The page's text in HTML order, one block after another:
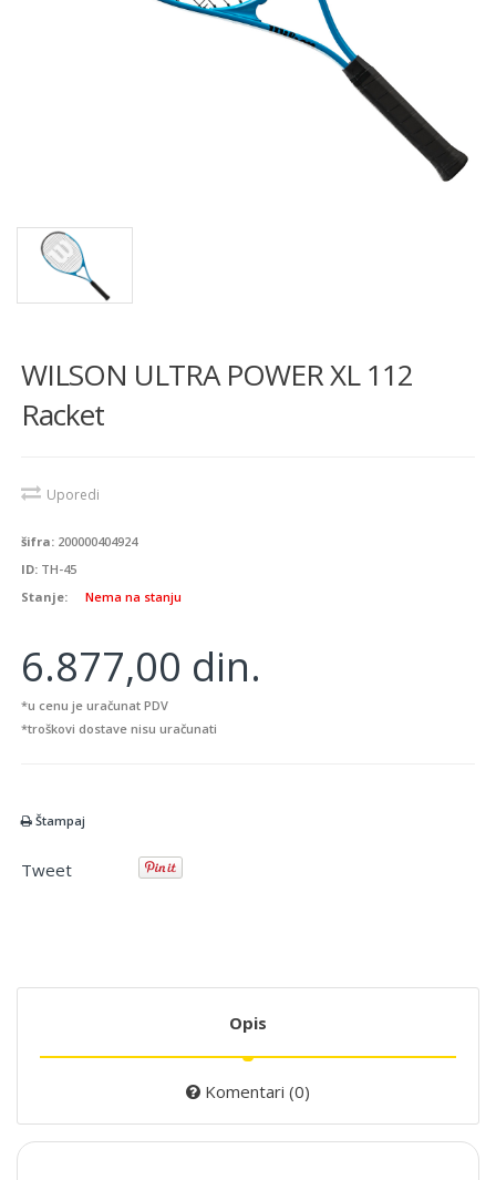
WILSON ULTRA POWER XL 112
Racket
Uporedi
šifra: 200000404924
ID: TH-45
Stanje:
Nema na stanju
6.877,00 din.
*u cenu je uračunat PDV
*troškovi dostave nisu uračunati
Štampaj
Tweet
Opis
Komentari (0)